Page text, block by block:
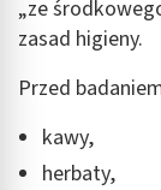
„ze
zasad higieny.
Przed
kawy,
herbaty,